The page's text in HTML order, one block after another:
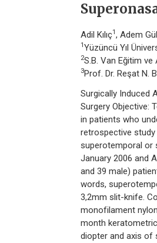
Adil Kılıç1 , Adem Gül
1 Yüzüncü Yıl
2S.B. Van Eğitim ve
3Prof. Dr. Reşat N.
Surgically Induced
Surgery Objective:
in patients who
retrospective
superotemporal or
January 2006 and
and 39 male)
words,
3,2mm slit-knife.
monofilament
month keratometric
diopter and axis of